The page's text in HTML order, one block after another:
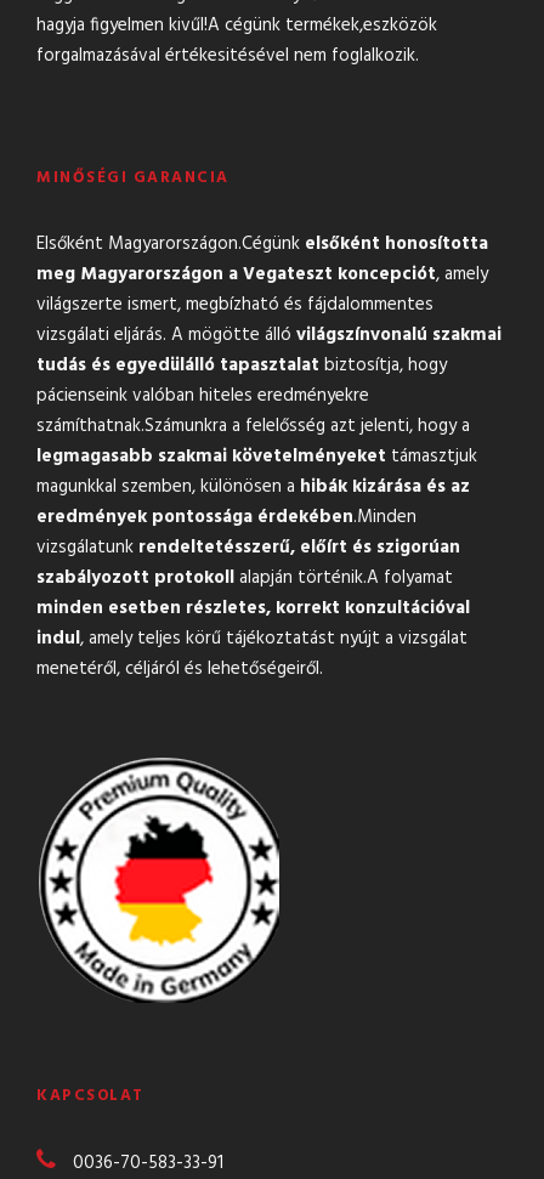
hagyja figyelmen kivűl!A cégünk termékek,eszközök
forgalmazásával értékesitésével nem foglalkozik.
MINŐSÉGI GARANCIA
Elsőként Magyarországon.Cégünk elsőként honosította
meg Magyarországon a Vegateszt koncepciót, amely
világszerte ismert, megbízható és fájdalommentes
vizsgálati eljárás. A mögötte álló világszínvonalú szakmai
tudás és egyedülálló tapasztalat biztosítja, hogy
pácienseink valóban hiteles eredményekre
számíthatnak.Számunkra a felelősség azt jelenti, hogy a
legmagasabb szakmai követelményeket támasztjuk
magunkkal szemben, különösen a hibák kizárása és az
eredmények pontossága érdekében.Minden
vizsgálatunk rendeltetésszerű, előírt és szigorúan
szabályozott protokollalapján történik.A folyamat
minden esetben részletes, korrekt konzultációval
indul, amely teljes körű tájékoztatást nyújt a vizsgálat
menetéről, céljáról és lehetőségeiről.
KAPCSOLAT
0036-70-583-33-91